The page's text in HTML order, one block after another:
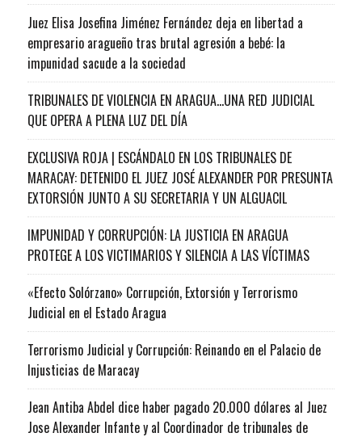
Juez Elisa Josefina Jiménez Fernández deja en libertad a
empresario aragueño tras brutal agresión a bebé: la
impunidad sacude a la sociedad
TRIBUNALES DE VIOLENCIA EN ARAGUA…UNA RED JUDICIAL
QUE OPERA A PLENA LUZ DEL DÍA
EXCLUSIVA ROJA | ESCÁNDALO EN LOS TRIBUNALES DE
MARACAY: DETENIDO EL JUEZ JOSÉ ALEXANDER POR PRESUNTA
EXTORSIÓN JUNTO A SU SECRETARIA Y UN ALGUACIL
IMPUNIDAD Y CORRUPCIÓN: LA JUSTICIA EN ARAGUA
PROTEGE A LOS VICTIMARIOS Y SILENCIA A LAS VÍCTIMAS
«Efecto Solórzano» Corrupción, Extorsión y Terrorismo
Judicial en el Estado Aragua
Terrorismo Judicial y Corrupción: Reinando en el Palacio de
Injusticias de Maracay
Jean Antiba Abdel dice haber pagado 20.000 dólares al Juez
Jose Alexander Infante y al Coordinador de tribunales de